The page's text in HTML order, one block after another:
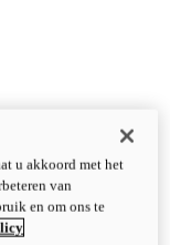
u akkoord met het
van
en om ons te